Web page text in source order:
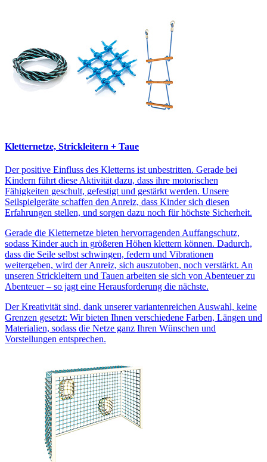
Kletternetze, Strickleitern + Taue
Der positive Einfluss des Kletterns ist unbestritten. Gerade bei
Kindern führt diese Aktivität dazu, dass ihre motorischen
Fähigkeiten geschult, gefestigt und gestärkt werden. Unsere
Seilspielgeräte schaffen den Anreiz, dass Kinder sich diesen
Erfahrungen stellen, und sorgen dazu noch für höchste Sicherheit.
Gerade die Kletternetze bieten hervorragenden Auffangschutz,
sodass Kinder auch in größeren Höhen klettern können. Dadurch,
dass die Seile selbst schwingen, federn und Vibrationen
weitergeben, wird der Anreiz, sich auszutoben, noch verstärkt. An
unseren Strickleitern und Tauen arbeiten sie sich von Abenteuer zu
Abenteuer – so jagt eine Herausforderung die nächste.
Der Kreativität sind, dank unserer variantenreichen Auswahl, keine
Grenzen gesetzt: Wir bieten Ihnen verschiedene Farben, Längen und
Materialien, sodass die Netze ganz Ihren Wünschen und
Vorstellungen entsprechen.